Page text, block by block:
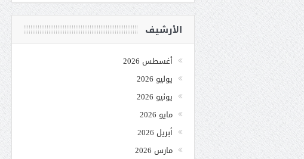
الأرشيف
أغسطس 2026
يوليو 2026
يونيو 2026
مايو 2026
أبريل 2026
مارس 2026